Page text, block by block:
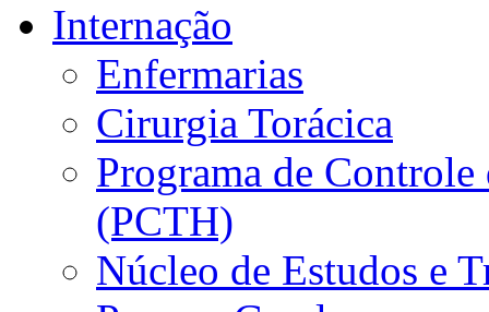
Internação
Enfermarias
Cirurgia Torácica
Programa de
(PCTH)
Núcleo de Estudos e